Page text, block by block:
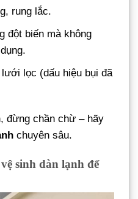
rung lắc.
đột biến mà không
lọc (dấu hiệu bụi đã
đừng chần chừ – hãy
chuyên sâu.
sinh dàn lạnh để